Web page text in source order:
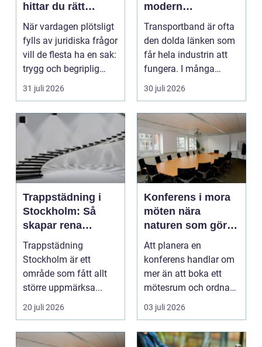
hittar du rätt
juridisk hjälp
När vardagen plötsligt
fylls av juridiska frågor
vill de flesta ha en sak:
trygg och begriplig
hjälp...
31 juli 2026
modern
produktion
Transportband är ofta
den dolda länken som
får hela industrin att
fungera. I många
fabriker, termina...
30 juli 2026
Trappstädning i
Stockholm: Så
skapar rena
trapphus tryggare
boendemiljöer
Trappstädning
Stockholm är ett
område som fått allt
större uppmärksa...
20 juli 2026
Konferens i mora
möten nära
naturen som gör
skillnad
Att planera en
konferens handlar om
mer än att boka ett
mötesrum och ordna
fika. För många
03 juli 2026